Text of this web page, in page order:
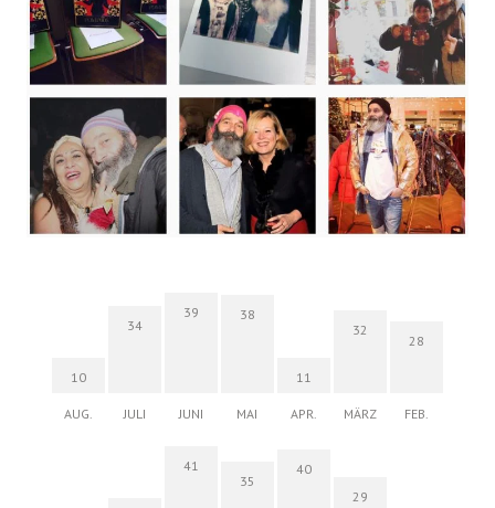
10
AUG.
34
JULI
39
JUNI
38
MAI
11
APR.
32
MÄRZ
28
FEB.
41
35
40
29